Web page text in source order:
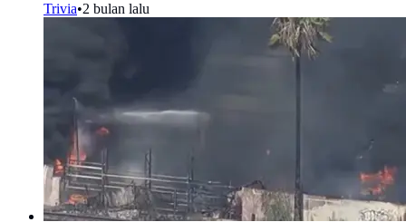
Trivia•2 bulan lalu